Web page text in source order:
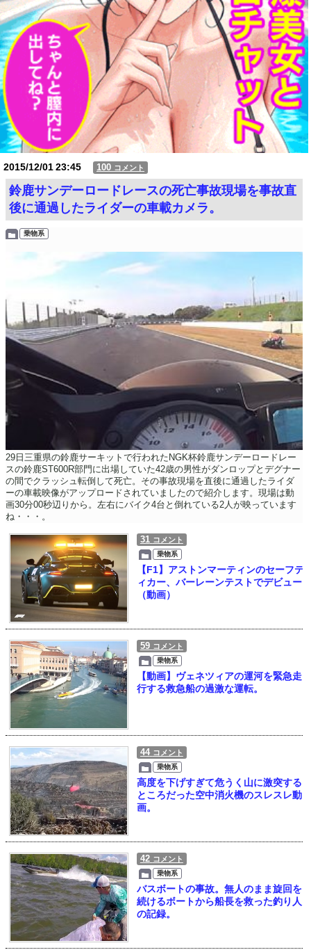
2015/12/0123:45 100 コメント
鈴鹿サンデーロードレースの死亡事故現場を事故直
後に通過したライダーの車載カメラ。
乗物系
29日三重県の鈴鹿サーキットで行われたNGK杯鈴鹿サンデーロードレー
スの鈴鹿ST600R部門に出場していた42歳の男性がダンロップとデグナー
の間でクラッシュ転倒して死亡。その事故現場を直後に通過したライダ
ーの車載映像がアップロードされていましたので紹介します。現場は動
画30分00秒辺りから。左右にバイク4台と倒れている2人が映っています
ね・・・。
31 コメント
乗物系
【F1】アストンマーティンのセーフテ
ィカー、バーレーンテストでデビュー
（動画）
59 コメント
乗物系
【動画】ヴェネツィアの運河を緊急走
行する救急船の過激な運転。
44 コメント
乗物系
高度を下げすぎて危うく山に激突する
ところだった空中消火機のスレスレ動
画。
42 コメント
乗物系
バスボートの事故。無人のまま旋回を
続けるボートから船長を救った釣り人
の記録。